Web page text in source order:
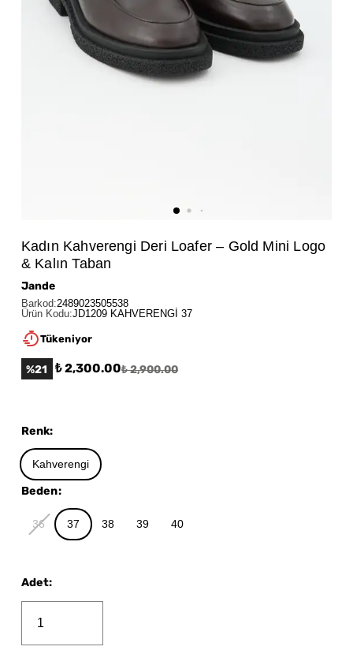
Kadın Kahverengi Deri Loafer – Gold Mini Logo
& Kalın Taban
Jande
Barkod:2489023505538
Ürün Kodu:JD1209 KAHVERENGİ 37
Tükeniyor
%21 ₺ 2,300.00₺ 2,900.00
Renk:
Kahverengi
Beden:
36 37 38 39 40
Adet: